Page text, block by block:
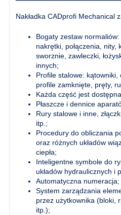
Nakładka CADprofi Mechanical
Bogaty zestaw
nakrętki, połączenia, nity,
sworznie, zawleczki,
innych;
Profile stalowe: kątowniki,
profile zamknięte, pręty,
Każda część jest
Płaszcze i dennice
Rury stalowe i inne,
itp.;
Procedury do obliczania
oraz różnych układów
ciepła;
Inteligentne symbole do
układów hydraulicznych i
Automatyczna numeracja;
System zarządzania
przez użytkownika (bloki,
itp.);